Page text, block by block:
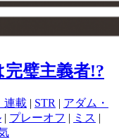
璧主義者!?
連載 | STR | アダム・
| プレーオフ | ミス |